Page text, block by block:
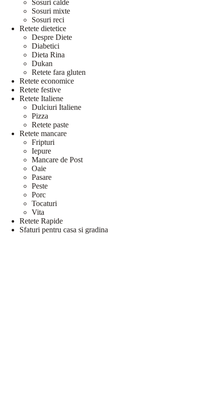
Sosuri calde
Sosuri mixte
Sosuri reci
Retete dietetice
Despre Diete
Diabetici
Dieta Rina
Dukan
Retete fara gluten
Retete economice
Retete festive
Retete Italiene
Dulciuri Italiene
Pizza
Retete paste
Retete mancare
Fripturi
Iepure
Mancare de Post
Oaie
Pasare
Peste
Porc
Tocaturi
Vita
Retete Rapide
Sfaturi pentru casa si gradina